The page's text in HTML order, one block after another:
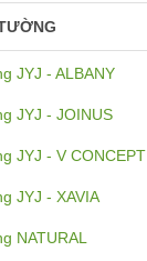
JYJ - ALBANY
JYJ - JOINUS
JYJ - V CONCEPT
JYJ - XAVIA
NATURAL